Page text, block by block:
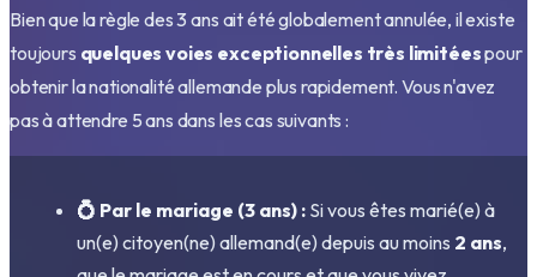
Bien que la règle des 3 ans ait été globalement annulée, il existe
toujours quelques voies exceptionnelles très limitéespour
obtenir la nationalité allemande plus rapidement. Vous n'avez
pas à attendre 5 ans dans les cas suivants :
💍 Par le mariage (3 ans) : Si vous êtes marié(e) à
un(e) citoyen(ne) allemand(e) depuis au moins 2 ans,